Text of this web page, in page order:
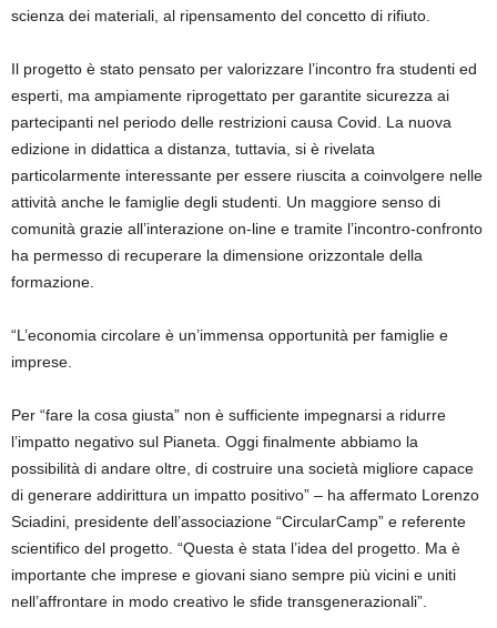
scienza dei materiali, al ripensamento del concetto di rifiuto.
Il progetto è stato pensato per valorizzare l’incontro fra studenti ed
esperti, ma ampiamente riprogettato per garantite sicurezza ai
partecipanti nel periodo delle restrizioni causa Covid. La nuova
edizione in didattica a distanza, tuttavia, si è rivelata
particolarmente interessante per essere riuscita a coinvolgere nelle
attività anche le famiglie degli studenti. Un maggiore senso di
comunità grazie all’interazione on-line e tramite l’incontro-confronto
ha permesso di recuperare la dimensione orizzontale della
formazione.
“L’economia circolare è un’immensa opportunità per famiglie e
imprese.
Per “fare la cosa giusta” non è sufficiente impegnarsi a ridurre
l’impatto negativo sul Pianeta. Oggi finalmente abbiamo la
possibilità di andare oltre, di costruire una società migliore capace
di generare addirittura un impatto positivo” – ha affermato Lorenzo
Sciadini, presidente dell’associazione “CircularCamp” e referente
scientifico del progetto. “Questa è stata l’idea del progetto. Ma è
importante che imprese e giovani siano sempre più vicini e uniti
nell’affrontare in modo creativo le sfide transgenerazionali”.